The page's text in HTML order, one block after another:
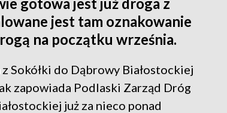
jest tam oznakowanie
na początku września.
Sokółki do Dąbrowy Białostockiej
zapowiada Podlaski Zarząd Dróg
już za nieco ponad